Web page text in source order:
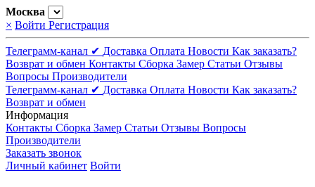
Москва
× Войти Регистрация
Телеграмм-канал ✔ Доставка Оплата Новости Как заказать?
Возврат и обмен Контакты Сборка Замер Статьи Отзывы
Вопросы Производители
Телеграмм-канал ✔ Доставка Оплата Новости Как заказать?
Возврат и обмен
Информация
Контакты Сборка Замер Статьи Отзывы Вопросы
Производители
Заказать звонок
Личный кабинет Войти